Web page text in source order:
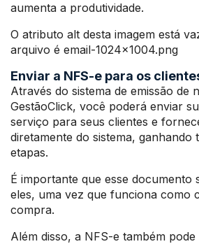
aumenta a produtividade.
O atributo alt desta imagem está
arquivo é email-1024×1004.png
Enviar a NFS-e para os
Através do sistema de emissão de
GestãoClick, você poderá enviar
serviço para seus clientes e
diretamente do sistema, ganhando
etapas.
É importante que esse documento
eles, uma vez que funciona como
compra.
Além disso, a NFS-e também